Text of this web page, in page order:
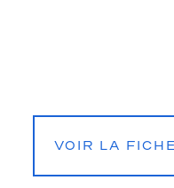
VOIR LA FICHE